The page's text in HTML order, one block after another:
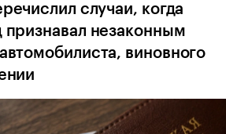
случаи, когда
признавал незаконным
виновного